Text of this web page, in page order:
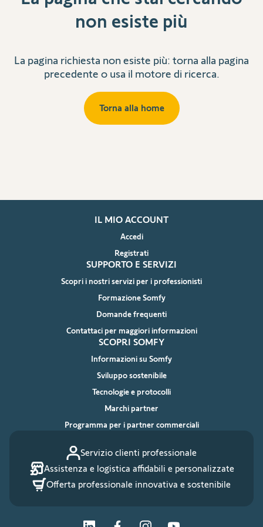
non esiste più
La pagina richiesta non esiste più: torna alla pagina
precedente o usa il motore di ricerca.
Torna alla home
Servizio clienti professionale
Assistenza e logistica affidabili e personalizzate
Offerta professionale innovativa e sostenibile
IL MIO ACCOUNT
Accedi
Registrati
SUPPORTO E SERVIZI
Scopri i nostri servizi per i professionisti
Formazione Somfy
Domande frequenti
Contattaci per maggiori informazioni
SCOPRI SOMFY
Informazioni su Somfy
Sviluppo sostenibile
Tecnologie e protocolli
Marchi partner
Programma per i partner commerciali